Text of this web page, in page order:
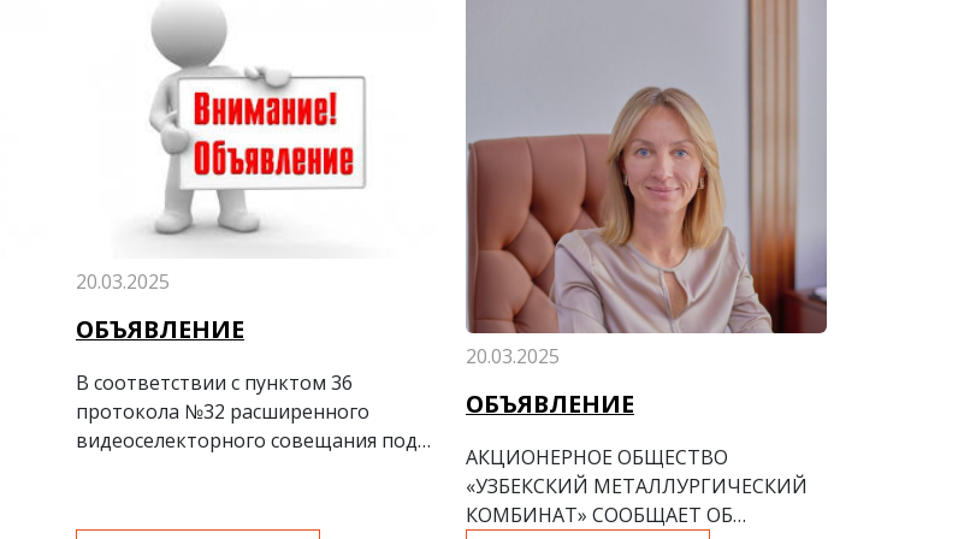
20.03.2025
ОБЪЯВЛЕНИЕ
В соответствии с пунктом 36
протокола №32 расширенного
видеоселекторного совещания под
2024 года, начиная с 2024/2025
20.03.2025
ОБЪЯВЛЕНИЕ
АКЦИОНЕРНОЕ ОБЩЕСТВО
«УЗБЕКСКИЙ МЕТАЛЛУРГИЧЕСКИЙ
КОМБИНАТ» СООБЩАЕТ ОБ